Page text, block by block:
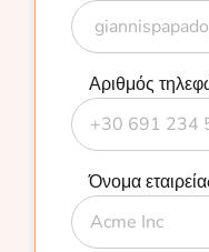
Αριθμός
Όνομα